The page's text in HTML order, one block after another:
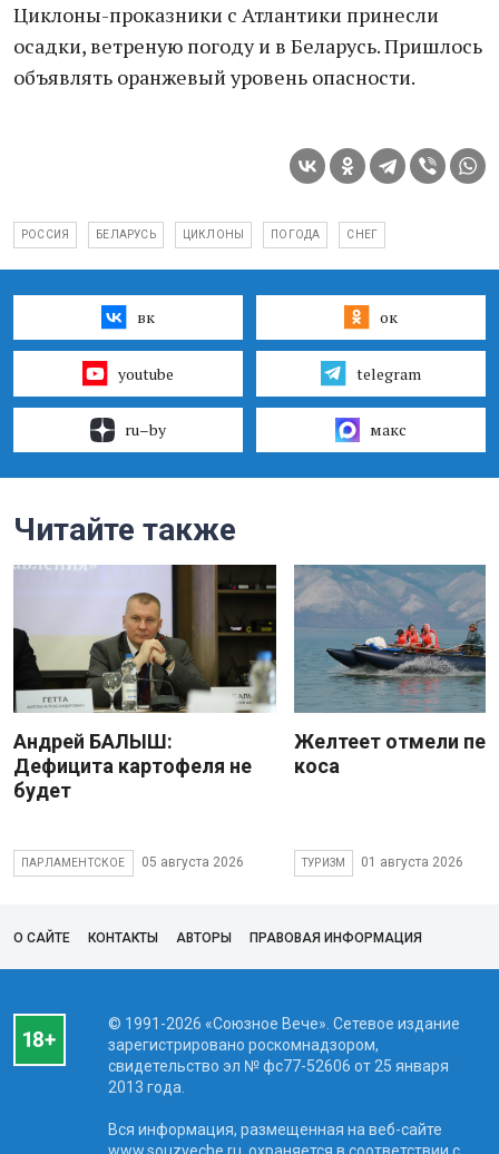
Циклоны-проказники с Атлантики принесли
осадки, ветреную погоду и в Беларусь. Пришлось
объявлять оранжевый уровень опасности.
РОССИЯ БЕЛАРУСЬ ЦИКЛОНЫ ПОГОДА СНЕГ
вк ок
youtube telegram
ru–by макс
Читайте также
Андрей БАЛЫШ:
Дефицита картофеля не
будет
ПАРЛАМЕНТСКОЕ 05 августа 2026
Желтеет отмели
коса
ТУРИЗМ 01 августа 2026
О САЙТЕ КОНТАКТЫ АВТОРЫ ПРАВОВАЯ ИНФОРМАЦИЯ
© 1991-2026 «Союзное Вече». Сетевое издание
зарегистрировано роскомнадзором,
свидетельство эл № фc77-52606 от 25 января
2013 года.
Вся информация, размещенная на веб-сайте
www.souzveche.ru, охраняется в соответствии с